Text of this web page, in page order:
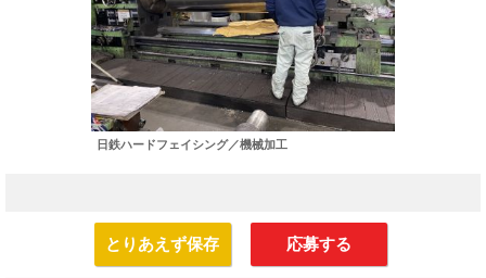
日鉄ハードフェイシング／機械加工
とりあえず保存 応募する